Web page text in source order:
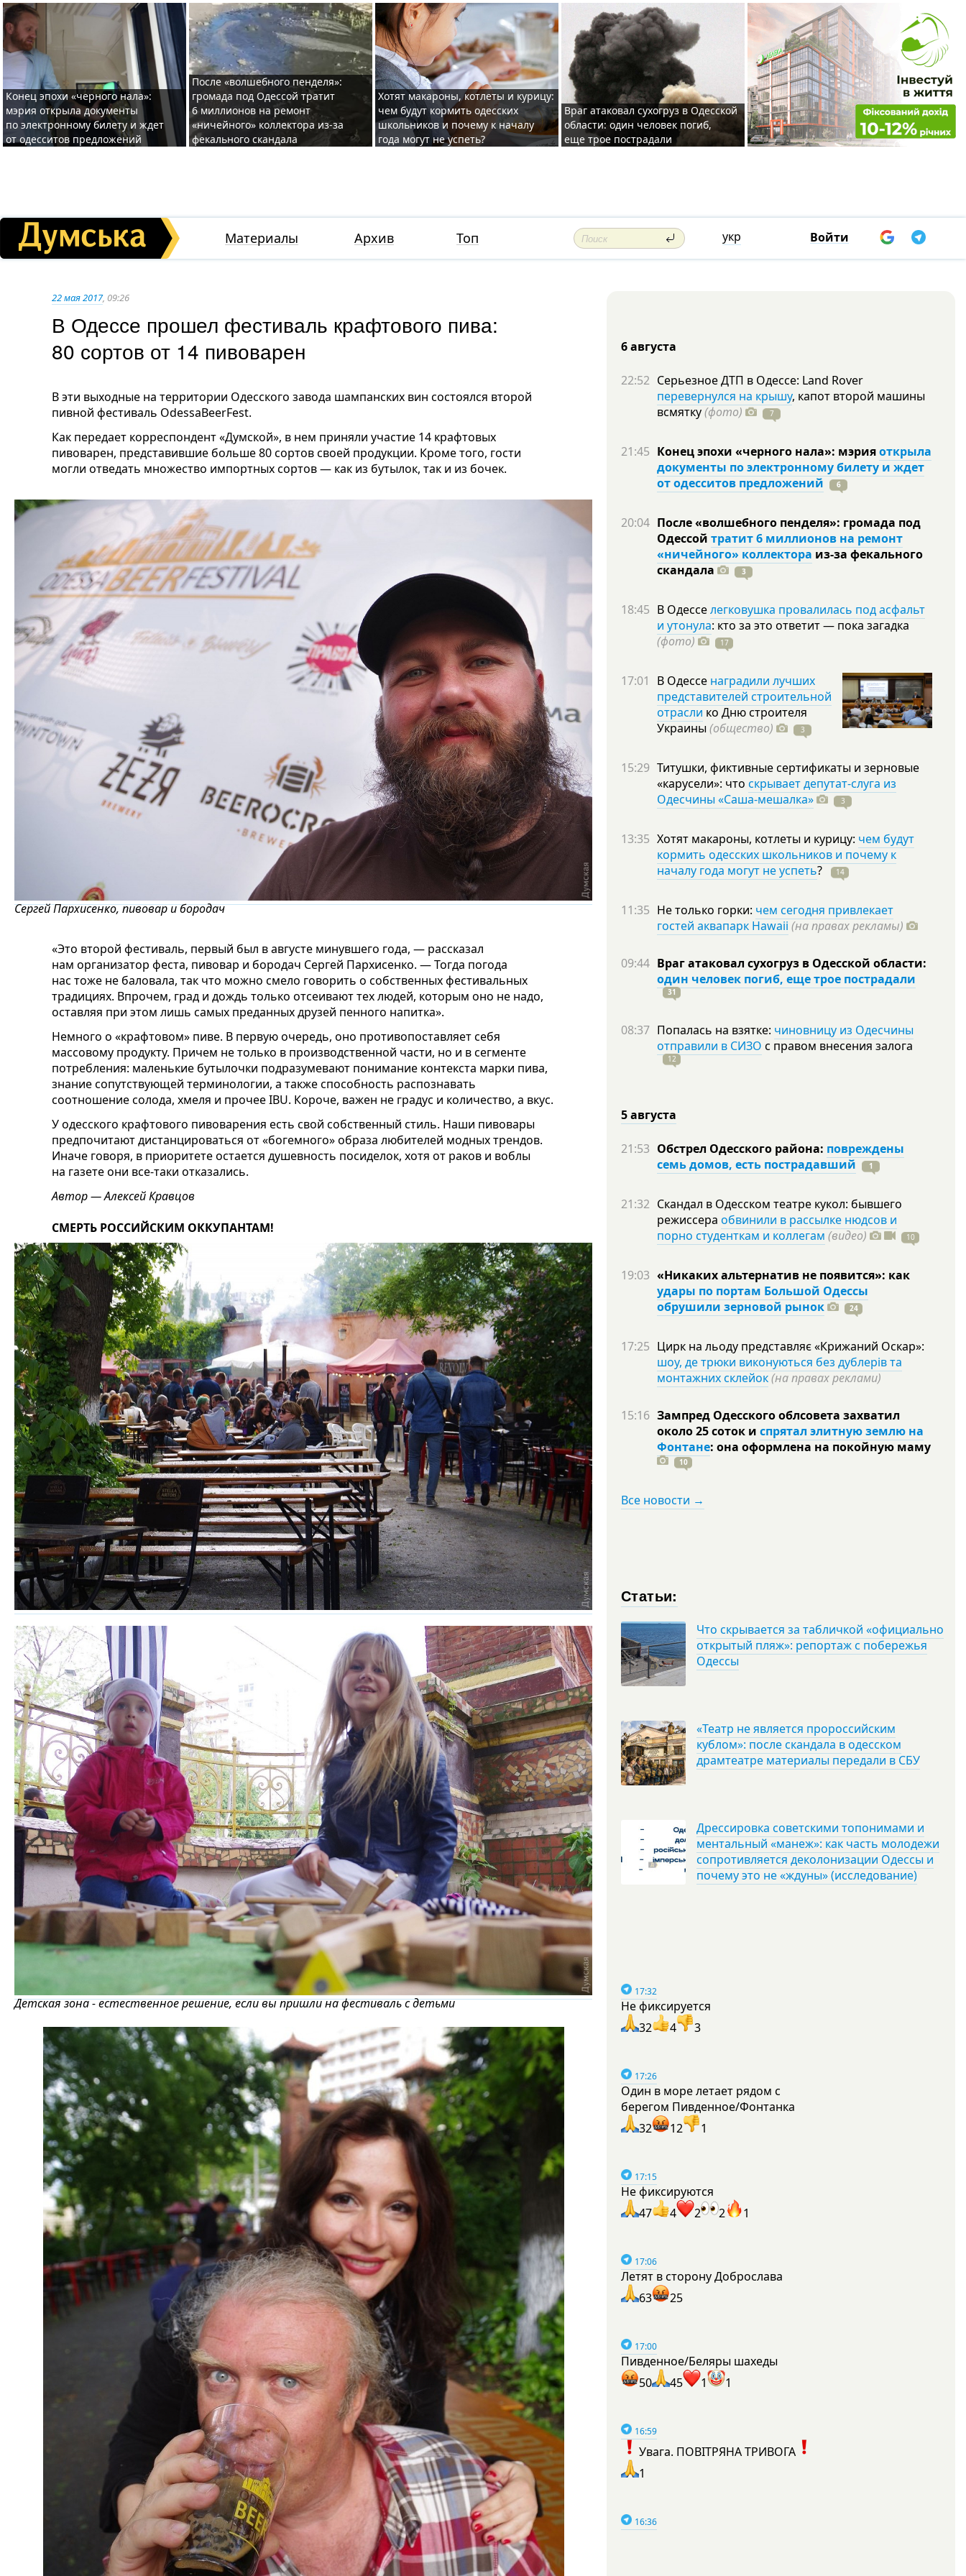
Конец эпохи «черного нала»:
мэрия открыла документы
по электронному билету и ждет
от одесситов предложений
После «волшебного пенделя»:
громада под Одессой тратит
6 миллионов на ремонт
«ничейного» коллектора из-за
фекального скандала
Хотят макароны, котлеты и курицу:
чем будут кормить одесских
школьников и почему к началу
года могут не успеть?
Враг атаковал сухогруз в Одесской
области: один человек погиб,
еще трое пострадали
Материалы Архив Топ укр Войти
22 мая 2017, 09:26
В Одессе прошел фестиваль крафтового пива:
80 сортов от 14 пивоварен
В эти выходные на территории Одесского завода шампанских вин состоялся второй
пивной фестиваль OdessaBeerFest.
Как передает корреспондент «Думской», в нем приняли участие 14 крафтовых
пивоварен, представившие больше 80 сортов своей продукции. Кроме того, гости
могли отведать множество импортных сортов — как из бутылок, так и из бочек.
Сергей Пархисенко, пивовар и бородач
«Это второй фестиваль, первый был в августе минувшего года, — рассказал
нам организатор феста, пивовар и бородач Сергей Пархисенко. — Тогда погода
нас тоже не баловала, так что можно смело говорить о собственных фестивальных
традициях. Впрочем, град и дождь только отсеивают тех людей, которым оно не надо,
оставляя при этом лишь самых преданных друзей пенного напитка».
Немного о «крафтовом» пиве. В первую очередь, оно противопоставляет себя
массовому продукту. Причем не только в производственной части, но и в сегменте
потребления: маленькие бутылочки подразумевают понимание контекста марки пива,
знание сопутствующей терминологии, а также способность распознавать
соотношение солода, хмеля и прочее IBU. Короче, важен не градус и количество, а вкус.
У одесского крафтового пивоварения есть свой собственный стиль. Наши пивовары
предпочитают дистанцироваться от «богемного» образа любителей модных трендов.
Иначе говоря, в приоритете остается душевность посиделок, хотя от раков и воблы
на газете они все-таки отказались.
Автор — Алексей Кравцов
СМЕРТЬ РОССИЙСКИМ ОККУПАНТАМ!
Детская зона - естественное решение, если вы пришли на фестиваль с детьми
6 августа
22:52 Серьезное ДТП в Одессе: Land Rover
перевернулся на крышу, капот второй машины
всмятку(фото) 7
21:45 Конец эпохи «черного нала»: мэрияоткрыла
документы по электронному билету и ждет
от одесситов предложений
6
20:04 После «волшебного пенделя»: громада под
Одессой тратит 6 миллионов на ремонт
«ничейного» коллектора из-за фекального
скандала
3
18:45 В Одесселегковушка провалилась под асфальт
и утонула: кто за это ответит — пока загадка
(фото)
17
17:01 В Одессе наградили лучших
представителей строительной
отрасли ко Дню строителя
Украины (общество) 3
15:29 Титушки, фиктивные сертификаты и зерновые
«карусели»: что скрывает депутат-слуга из
Одесчины «Саша-мешалка»
3
13:35 Хотят макароны, котлеты и курицу: чем будут
кормить одесских школьников и почему к
началу года могут не успеть? 14
11:35 Не только горки: чем сегодня привлекает
гостей аквапарк Hawaii (на правах рекламы)
09:44 Враг атаковал сухогруз в Одесской области:
один человек погиб, еще трое пострадали
31
08:37 Попалась на взятке: чиновницу из Одесчины
отправили в СИЗО с правом внесения залога
12
5 августа
21:53 Обстрел Одесского района: повреждены
семь домов, есть пострадавший
1
21:32 Скандал в Одесском театре кукол: бывшего
режиссера обвинили в рассылке нюдсов и
порно студенткам и коллегам (видео) 10
19:03 «Никаких альтернатив не появится»: как
удары по портам Большой Одессы
обрушили зерновой рынок
24
17:25 Цирк на льоду представляє «Крижаний Оскар»:
шоу, де трюки виконуються без дублерів та
монтажних склейок(на правах реклами)
15:16 Зампред Одесского облсовета захватил
около 25 соток и спрятал элитную землю на
Фонтане: она оформлена на покойную маму
10
Все новости →
Статьи:
Что скрывается за табличкой «официально
открытый пляж»: репортаж с побережья
Одессы
«Театр не является пророссийским
кублом»: после скандала в одесском
драмтеатре материалы передали в СБУ
Дрессировка советскими топонимами и
ментальный «манеж»: как часть молодежи
сопротивляется деколонизации Одессы и
почему это не «ждуны» (исследование)
17:32
Не фиксируется
32
4 3
17:26
Один в море летает рядом с
берегом Пивденное/Фонтанка
32
12 1
17:15
Не фиксируются
47
4 2 2 1
17:06
Летят в сторону Доброслава
63
25
17:00
Пивденное/Беляры шахеды
50
45 1 1
16:59
Увага. ПОВІТРЯНА ТРИВОГА
1
16:36